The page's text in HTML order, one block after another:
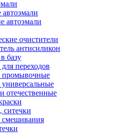
автоэмали
очистители
антисиликон
базу
переходов
промывочные
универсальные
отечественные
ситечки
смешивания